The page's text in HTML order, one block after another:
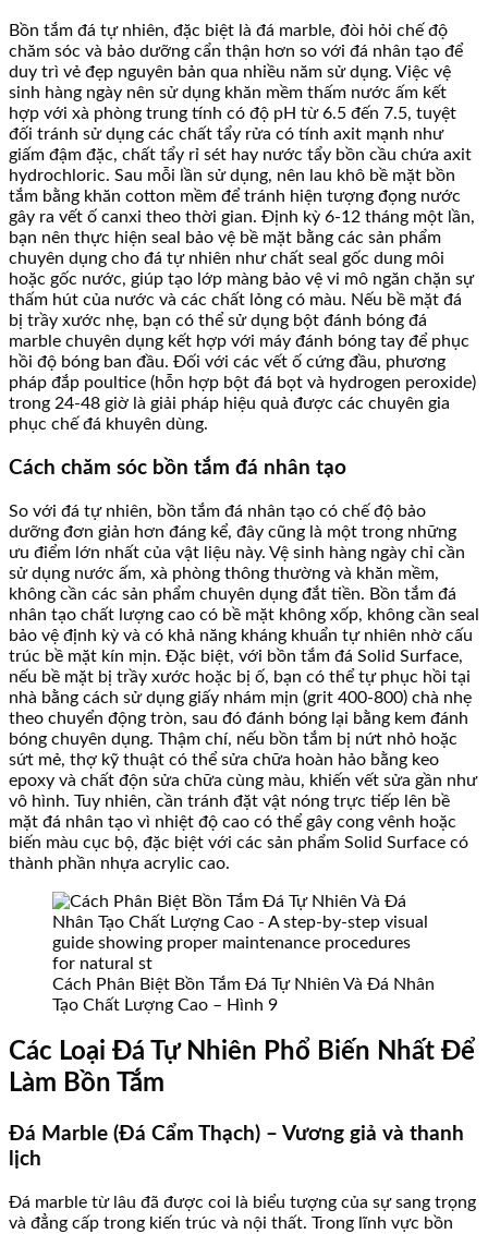
Bồn tắm đá tự nhiên, đặc biệt là đá marble, đòi hỏi chế độ
chăm sóc và bảo dưỡng cẩn thận hơn so với đá nhân tạo để
duy trì vẻ đẹp nguyên bản qua nhiều năm sử dụng. Việc vệ
sinh hàng ngày nên sử dụng khăn mềm thấm nước ấm kết
hợp với xà phòng trung tính có độ pH từ 6.5 đến 7.5, tuyệt
đối tránh sử dụng các chất tẩy rửa có tính axit mạnh như
giấm đậm đặc, chất tẩy rỉ sét hay nước tẩy bồn cầu chứa axit
hydrochloric. Sau mỗi lần sử dụng, nên lau khô bề mặt bồn
tắm bằng khăn cotton mềm để tránh hiện tượng đọng nước
gây ra vết ố canxi theo thời gian. Định kỳ 6-12 tháng một lần,
bạn nên thực hiện seal bảo vệ bề mặt bằng các sản phẩm
chuyên dụng cho đá tự nhiên như chất seal gốc dung môi
hoặc gốc nước, giúp tạo lớp màng bảo vệ vi mô ngăn chặn sự
thấm hút của nước và các chất lỏng có màu. Nếu bề mặt đá
bị trầy xước nhẹ, bạn có thể sử dụng bột đánh bóng đá
marble chuyên dụng kết hợp với máy đánh bóng tay để phục
hồi độ bóng ban đầu. Đối với các vết ố cứng đầu, phương
pháp đắp poultice (hỗn hợp bột đá bọt và hydrogen peroxide)
trong 24-48 giờ là giải pháp hiệu quả được các chuyên gia
phục chế đá khuyên dùng.
Cách chăm sóc bồn tắm đá nhân tạo
So với đá tự nhiên, bồn tắm đá nhân tạo có chế độ bảo
dưỡng đơn giản hơn đáng kể, đây cũng là một trong những
ưu điểm lớn nhất của vật liệu này. Vệ sinh hàng ngày chỉ cần
sử dụng nước ấm, xà phòng thông thường và khăn mềm,
không cần các sản phẩm chuyên dụng đắt tiền. Bồn tắm đá
nhân tạo chất lượng cao có bề mặt không xốp, không cần seal
bảo vệ định kỳ và có khả năng kháng khuẩn tự nhiên nhờ cấu
trúc bề mặt kín mịn. Đặc biệt, với bồn tắm đá Solid Surface,
nếu bề mặt bị trầy xước hoặc bị ố, bạn có thể tự phục hồi tại
nhà bằng cách sử dụng giấy nhám mịn (grit 400-800) chà nhẹ
theo chuyển động tròn, sau đó đánh bóng lại bằng kem đánh
bóng chuyên dụng. Thậm chí, nếu bồn tắm bị nứt nhỏ hoặc
sứt mẻ, thợ kỹ thuật có thể sửa chữa hoàn hảo bằng keo
epoxy và chất độn sửa chữa cùng màu, khiến vết sửa gần như
vô hình. Tuy nhiên, cần tránh đặt vật nóng trực tiếp lên bề
mặt đá nhân tạo vì nhiệt độ cao có thể gây cong vênh hoặc
biến màu cục bộ, đặc biệt với các sản phẩm Solid Surface có
thành phần nhựa acrylic cao.
Cách Phân Biệt Bồn Tắm Đá Tự Nhiên Và Đá Nhân
Tạo Chất Lượng Cao – Hình 9
Các Loại Đá Tự Nhiên Phổ Biến Nhất Để
Làm Bồn Tắm
Đá Marble (Đá Cẩm Thạch) – Vương giả và thanh
lịch
Đá marble từ lâu đã được coi là biểu tượng của sự sang trọng
và đẳng cấp trong kiến trúc và nội thất. Trong lĩnh vực bồn